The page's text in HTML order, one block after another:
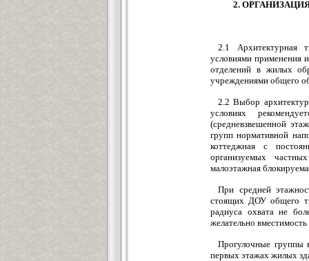
2.
2.1 Архитектурная
условиями применения
отделений в жилых
учреждениями общего
2.2 Выбор
условиях
(средневзвешенной
групп нормативной
коттеджная с
организуемых
малоэтажная
При средней
стоящих ДОУ общего
радиуса охвата не
желательно
Прогулочные группы
первых этажах жилых